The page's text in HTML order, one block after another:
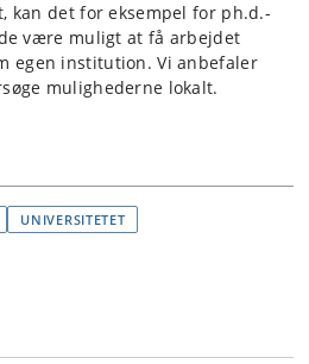
kan det for eksempel for ph.d.-
være muligt at få arbejdet
egen institution. Vi anbefaler
mulighederne lokalt.
UNIVERSITETET